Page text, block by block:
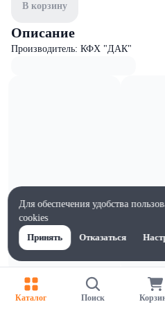
В корзину
Описание
Производитель: КФХ "ДАК"
Характеристики
Ширина, мм
Каталог Поиск
Для обеспечения удобства
cookies
Принять
Отказаться